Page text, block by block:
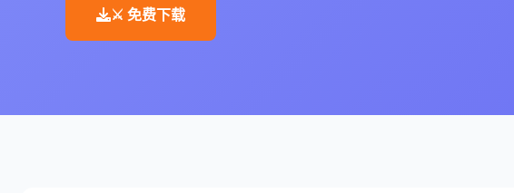
⚔️ 免费下载